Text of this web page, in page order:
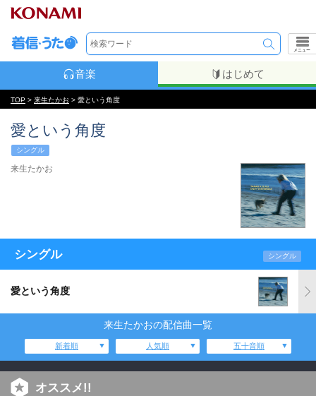
メニュー
音楽 はじめて
TOP > 来生たかお > 愛という角度
愛という角度
シングル
来生たかお
シングル シングル
愛という角度
来生たかおの配信曲一覧
新着順 人気順 五十音順
オススメ!!